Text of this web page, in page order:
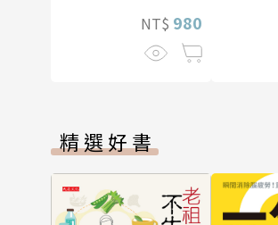
NT$ 980
精選好書